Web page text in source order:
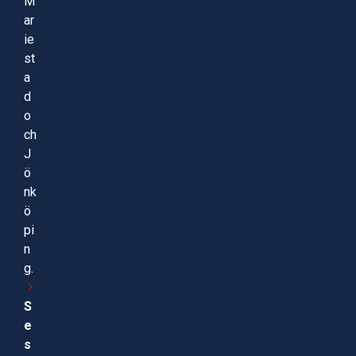
ar
ie
st
a
d
o
ch
J
ö
nk
ö
pi
n
g.
S
e
s